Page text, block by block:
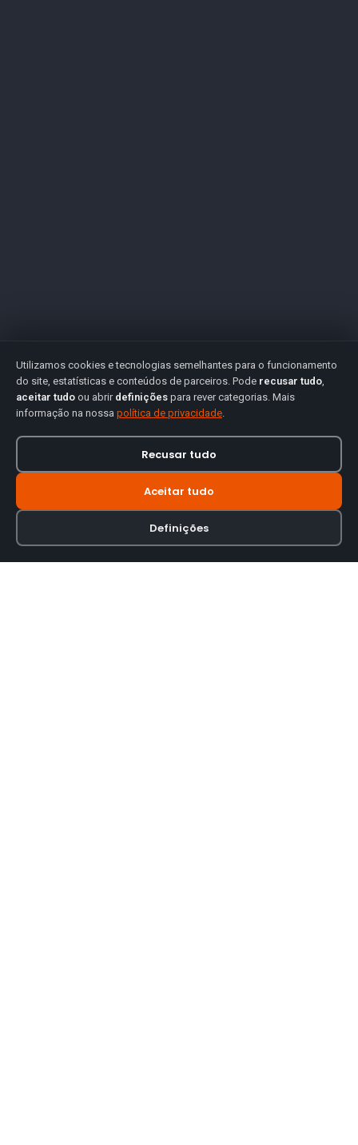
Utilizamos cookies e tecnologias semelhantes para o funcionamento
do site, estatísticas e conteúdos de parceiros. Pode recusar tudo,
aceitar tudo ou abrir definições para rever categorias. Mais
informação na nossa política de privacidade.
Recusar tudo
Aceitar tudo
Definições